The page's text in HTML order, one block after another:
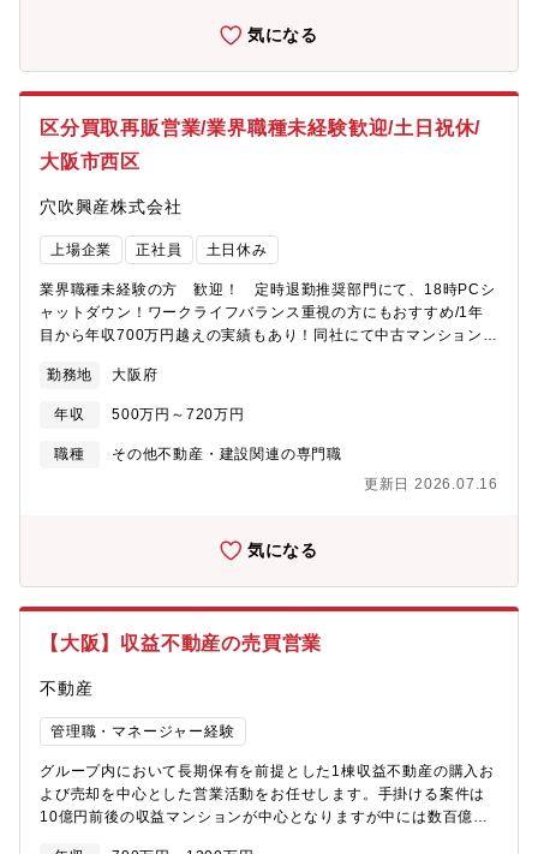
気になる
区分買取再販営業/業界職種未経験歓迎/土日祝休/
大阪市西区
穴吹興産株式会社
上場企業 正社員 土日休み
業界職種未経験の方 歓迎！ 定時退勤推奨部門にて、18時PCシ
ャットダウン！ワークライフバランス重視の方にもおすすめ/1年
目から年収700万円越えの実績もあり！同社にて中古マンションの
事業」は、ストック・フロー双方にわたる事業モデルのため、賃
貸中の区分所有マンション（オーナーチェンジ物件）を一部屋ご
とに取得し、賃貸物件として保有運営を行います。そして賃借人
（ご入居者様）が退去された後、リフォームを行い、中古市場で
ォームなどを日々の営業活動を通じて行っていきます。■同社のビ
ブハウスの企画開発で個々のライフスタイルにマッチした住まい
を提案します。・生活を支える力に…遊休地等の不動産の有効活
用で医療施設やショッピング等の複合タウンの開発を行い、地域
活性を促します。・老後を支える力に…シニア向けの住宅開発か
らメディカルケアのサービスまで、高齢者が地域の中で生き生き
と安心して暮らせる生活環境づくりを支援します。■あなぶきグル
ープ：「地域社会に生かされ、生きる」同グループは、地域社会
において住まいや街づくりに関することから、人材サービス、ホ
テル、旅行、保険、エンターテインメント、文化事業、健康増
進、介護サービス、電力サービスなど様々な事業を展開していま
す。そのすべてに共通するのは、「人の人生に寄り添い、ともに
しあわせを共有し、感動のある社会を築いていきたい」という熱
い想いです。これからも同グループは、地域社会に愛され、信頼
勤務地 大阪府
年収 500万円～720万円
職種
その他不動産・建設関連の専門職
更新日 2026.07.16
気になる
【大阪】収益不動産の売買営業
不動産
管理職・マネージャー経験
グループ内において長期保有を前提とした1棟収益不動産の購入お
よび売却を中心とした営業活動をお任せします。手掛ける案件は
10億円前後の収益マンションが中心となりますが中には数百億円